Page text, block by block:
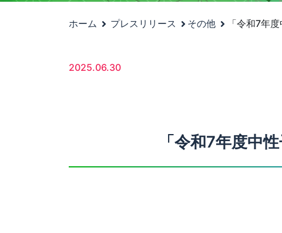
ホーム プレスリリース その他 「令和7年
2025.06.30
「令和7年度中